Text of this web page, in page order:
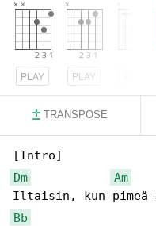
PLAY PLAY
TRANSPOSE
Dm
Am
Bb